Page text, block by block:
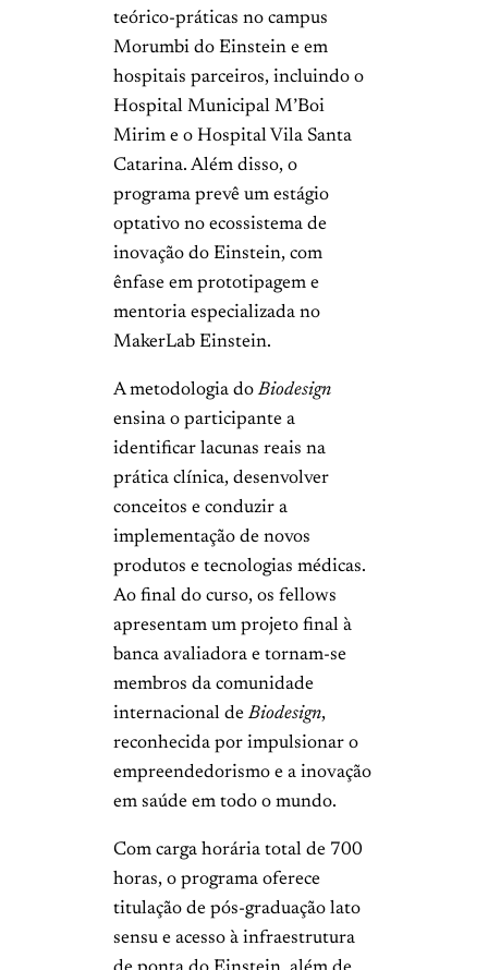
teórico-práticas no campus
Morumbi do Einstein e em
hospitais parceiros, incluindo o
Hospital Municipal M’Boi
Mirim e o Hospital Vila Santa
Catarina. Além disso, o
programa prevê um estágio
optativo no ecossistema de
inovação do Einstein, com
ênfase em prototipagem e
mentoria especializada no
MakerLab Einstein.
A metodologia doBiodesign
ensina o participante a
identificar lacunas reais na
prática clínica, desenvolver
conceitos e conduzir a
implementação de novos
produtos e tecnologias médicas.
Ao final do curso, os fellows
apresentam um projeto final à
banca avaliadora e tornam-se
membros da comunidade
internacional deBiodesign,
reconhecida por impulsionar o
empreendedorismo e a inovação
em saúde em todo o mundo.
Com carga horária total de 700
horas, o programa oferece
titulação de pós-graduação lato
sensu e acesso à infraestrutura